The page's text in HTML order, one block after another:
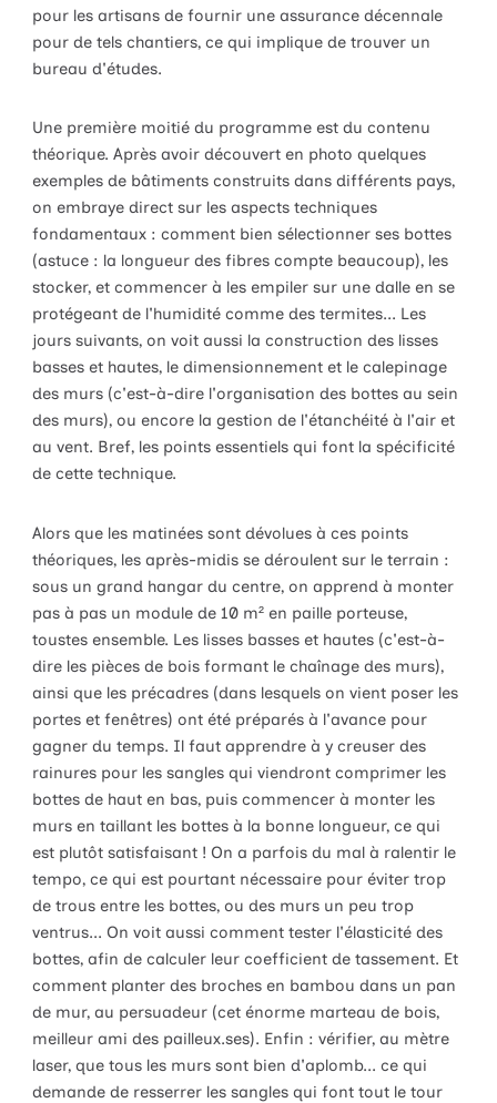
pour les artisans de fournir une assurance décennale
pour de tels chantiers, ce qui implique de trouver un
bureau d'études.
Une première moitié du programme est du contenu
théorique. Après avoir découvert en photo quelques
exemples de bâtiments construits dans différents pays,
on embraye direct sur les aspects techniques
fondamentaux : comment bien sélectionner ses bottes
(astuce : la longueur des fibres compte beaucoup), les
stocker, et commencer à les empiler sur une dalle en se
protégeant de l'humidité comme des termites... Les
jours suivants, on voit aussi la construction des lisses
basses et hautes, le dimensionnement et le calepinage
des murs (c'est-à-dire l'organisation des bottes au sein
des murs), ou encore la gestion de l'étanchéité à l'air et
au vent. Bref, les points essentiels qui font la spécificité
de cette technique.
Alors que les matinées sont dévolues à ces points
théoriques, les après-midis se déroulent sur le terrain :
sous un grand hangar du centre, on apprend à monter
pas à pas un module de 10 m² en paille porteuse,
toustes ensemble. Les lisses basses et hautes (c'est-à-
dire les pièces de bois formant le chaînage des murs),
ainsi que les précadres (dans lesquels on vient poser les
portes et fenêtres) ont été préparés à l'avance pour
gagner du temps. Il faut apprendre à y creuser des
rainures pour les sangles qui viendront comprimer les
bottes de haut en bas, puis commencer à monter les
murs en taillant les bottes à la bonne longueur, ce qui
est plutôt satisfaisant ! On a parfois du mal à ralentir le
tempo, ce qui est pourtant nécessaire pour éviter trop
de trous entre les bottes, ou des murs un peu trop
ventrus... On voit aussi comment tester l'élasticité des
bottes, afin de calculer leur coefficient de tassement. Et
comment planter des broches en bambou dans un pan
de mur, au persuadeur (cet énorme marteau de bois,
meilleur ami des pailleux.ses). Enfin : vérifier, au mètre
laser, que tous les murs sont bien d'aplomb... ce qui
demande de resserrer les sangles qui font tout le tour